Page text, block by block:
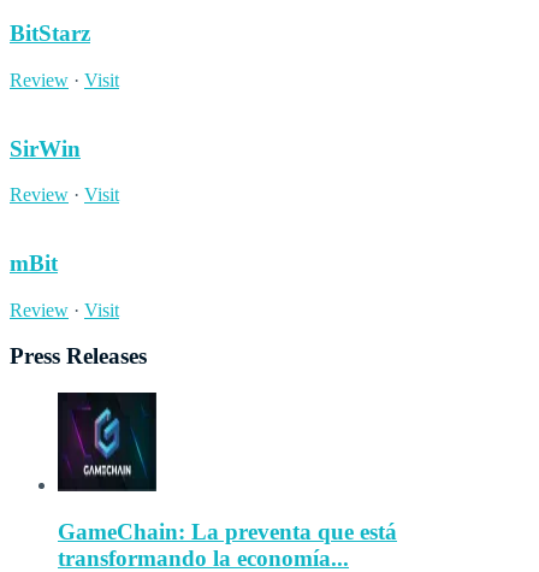
BitStarz
Review · Visit
SirWin
Review · Visit
mBit
Review · Visit
Press Releases
GameChain: La preventa que está
transformando la economía...